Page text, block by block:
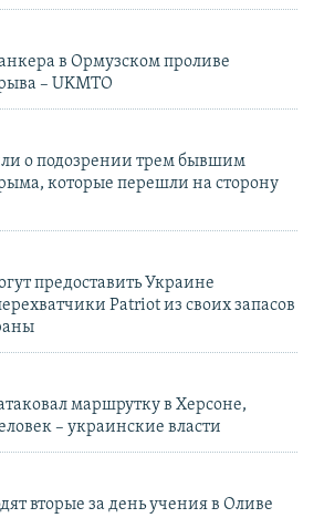
в Ормузском проливе
– UKMTO
о подозрении трем бывшим
которые перешли на сторону
предоставить Украине
Patriot из своих запасов
маршрутку в Херсоне,
– украинские власти
вторые за день учения в Оливе